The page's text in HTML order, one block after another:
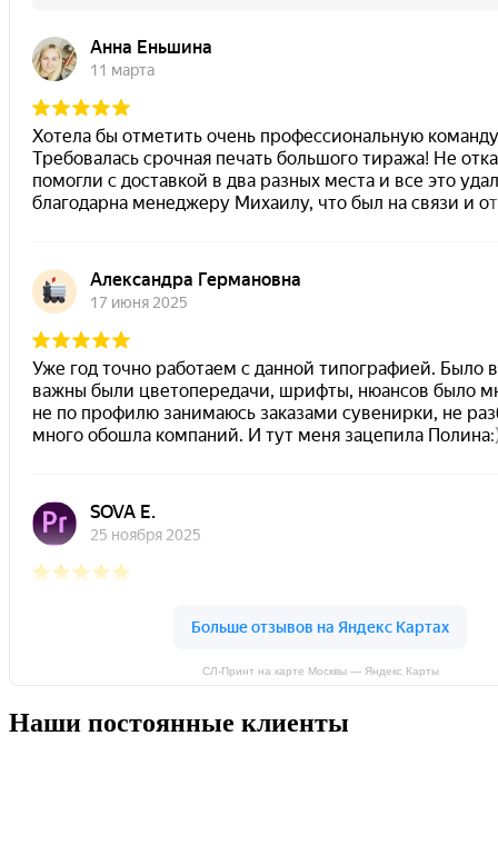
СЛ-Принт на карте Москвы — Яндекс Карты
Наши постоянные клиенты